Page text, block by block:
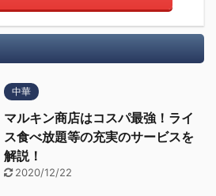
中華
マルキン商店はコスパ最強！ライ
ス食べ放題等の充実のサービスを
解説！
2020/12/22